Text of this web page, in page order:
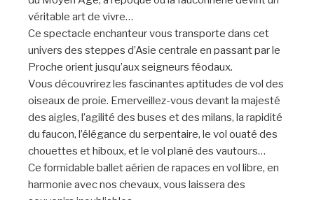
véritable art de vivre…
Ce spectacle enchanteur vous transporte dans cet
univers des steppes d’Asie centrale en passant par le
Proche orient jusqu’aux seigneurs féodaux.
Vous découvrirez les fascinantes aptitudes de vol des
oiseaux de proie. Emerveillez-vous devant la majesté
des aigles, l’agilité des buses et des milans, la rapidité
du faucon, l’élégance du serpentaire, le vol ouaté des
chouettes et hiboux, et le vol plané des vautours…
Ce formidable ballet aérien de rapaces en vol libre, en
harmonie avec nos chevaux, vous laissera des